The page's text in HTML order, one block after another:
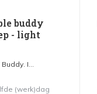
buddy
- light
I...
(werk)dag